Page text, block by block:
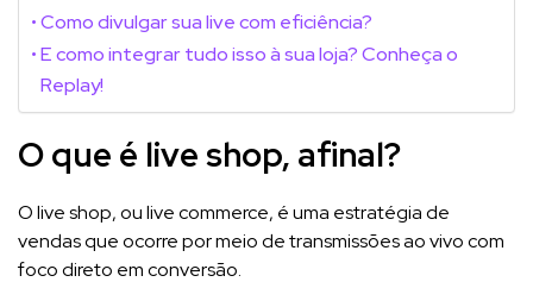
Como divulgar sua live com eficiência?
E como integrar tudo isso à sua loja? Conheça o
Replay!
O que é live shop, afinal?
O live shop, ou live commerce, é uma estratégia de
vendas que ocorre por meio de transmissões ao vivo com
foco direto em conversão.